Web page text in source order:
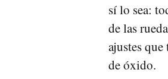
sí lo sea:
de las
ajustes
de óxido.